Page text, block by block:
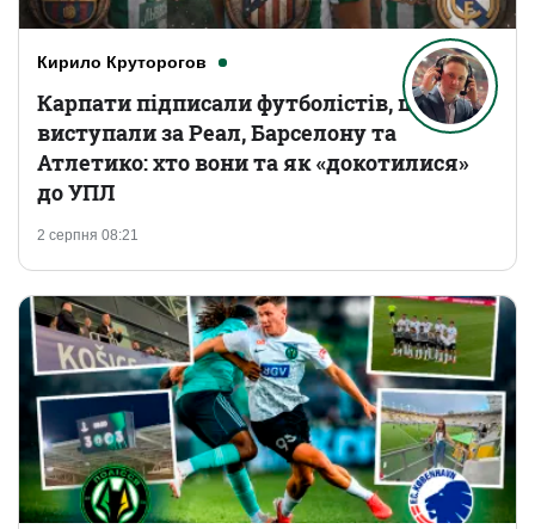
Кирило Круторогов
2 серпня 08:21
Карпати підписали футболістів, що
виступали за Реал, Барселону та
Атлетико: хто вони та як «докотилися»
до УПЛ